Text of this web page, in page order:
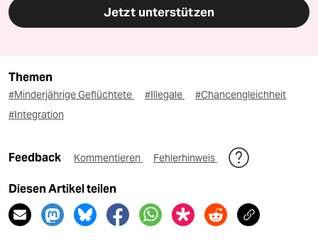
Jetzt unterstützen
Themen
#Minderjährige Geflüchtete #Illegale
#Chancengleichheit
#Integration
Feedback Kommentieren Fehlerhinweis
Diesen Artikel teilen